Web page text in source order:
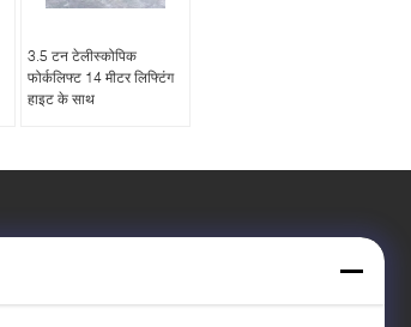
3.5 टन टेलीस्कोपिक
फोर्कलिफ्ट 14 मीटर लिफ्टिंग
हाइट के साथ